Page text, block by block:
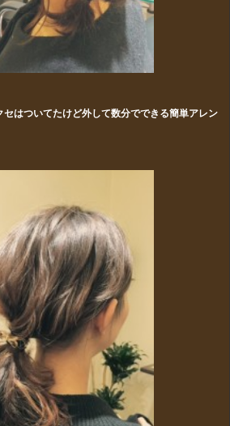
はついてたけど外して数分でできる簡単アレン